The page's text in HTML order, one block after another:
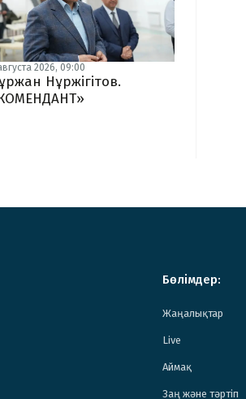
2026, 09:00
Нұржігітов.
Бөлімдер:
Жаңалықтар
Live
Аймақ
Заң және тәртіп